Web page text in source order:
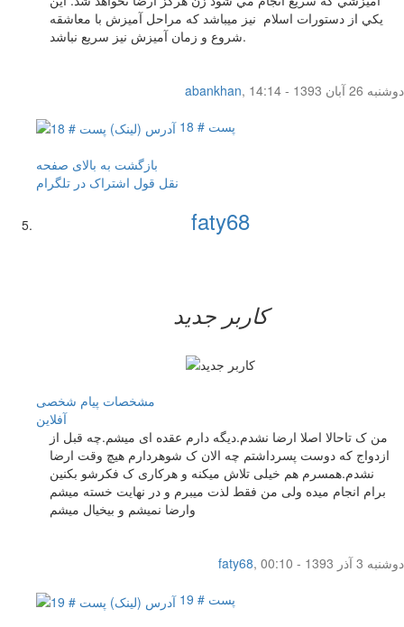
يكي از دستورات اسلام نيز ميباشد كه مراحل آميزش با معاشقه
شروع و زمان آميزش نيز سريع نباشد.
abankhan,
دوشنبه 26 آبان 1393 - 14:14
پست # 18
بازگشت به بالای صفحه
نقل قول اشتراک در تلگرام
faty68
کاربر جدید
مشخصات پیام شخصی
آفلاين
من ک تاحالا اصلا ارضا نشدم.دیگه دارم عقده ای میشم.چه قبل از
ازدواج که دوست پسرداشتم چه الان ک شوهردارم هیچ وقت ارضا
نشدم.همسرم هم خیلی تلاش میکنه و هرکاری ک فکرشو بکنین
برام انجام میده ولی من فقط لذت میبرم و در نهایت خسته میشم
وارضا نمیشم و بیخیال میشم
faty68,
دوشنبه 3 آذر 1393 - 00:10
پست # 19